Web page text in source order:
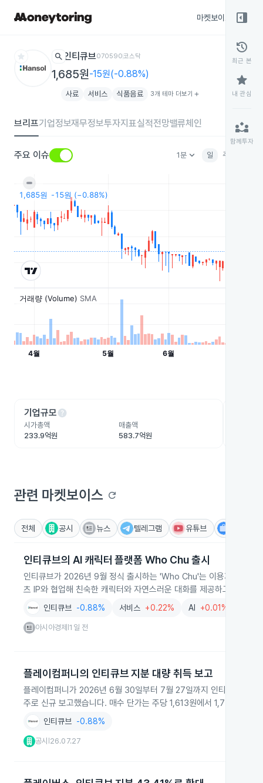
마켓보이스
star search 인티큐브070590코스닥
1,685원-15원(-0.88%)
사료 서비스 식품음료 3개 테마 더보기 add
브리프기업정보재무정보투자지표실적전망밸류체인
주요 이슈 1분keyboard_arrow_down 일 주
기업규모help
시가총액
233.9억원
매출액
583.7억원
관련 마켓보이스 refresh
전체 공시 뉴스 텔레그램 유튜브
인티큐브의 AI 캐릭터 플랫폼 Who Chu 출시
인티큐브가 2026년 9월 정식 출시하는 'Who Chu'는 이용자와 정서
츠 IP와 협업해 친숙한 캐릭터와 자연스러운 대화를 제공하고 기업용
인티큐브 -0.88% 서비스 +0.22% AI +0.01%
아시아경제 |1일 전
플레이컴퍼니의 인티큐브 지분 대량 취득 보고
플레이컴퍼니가 2026년 6월 30일부터 7월 27일까지 인티큐브 보
주로 신규 보고했습니다. 매수 단가는 주당 1,613원에서 1,774원 사
인티큐브 -0.88%
공시 26.07.27
right_panel_open
history
최근 본
star
내 관심
partner_exchange
함께투자